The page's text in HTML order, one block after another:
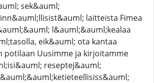
sek&auml;
laitteista Fimea
l&auml;&auml;kealaa
eik&auml; ota kantaa
potilaan Uusimme ja kirjoitamme
reseptej&auml;